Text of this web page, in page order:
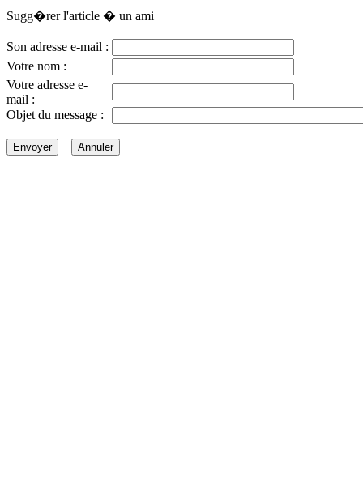
Sugg�rer l'article � un ami
Son adresse e-mail :
Votre nom :
Votre adresse e-
mail :
Objet du message :